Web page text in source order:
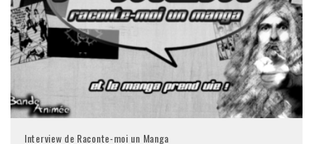
Interview de Raconte-moi un Manga